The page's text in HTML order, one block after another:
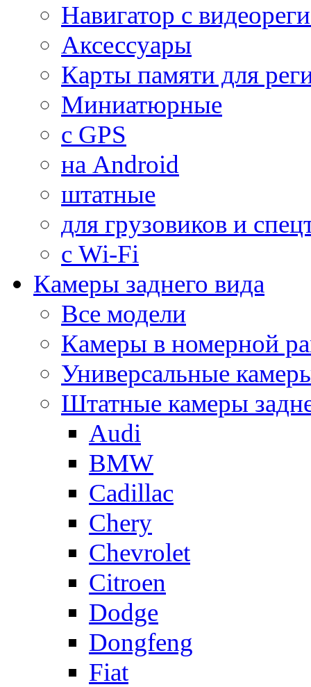
Навигатор с
Аксессуары
Карты памяти для
Миниатюрные
с GPS
на Android
штатные
для грузовиков и
с Wi-Fi
Камеры заднего вида
Все модели
Камеры в номерной
Универсальные
Штатные камеры
Audi
BMW
Cadillac
Chery
Chevrolet
Citroen
Dodge
Dongfeng
Fiat